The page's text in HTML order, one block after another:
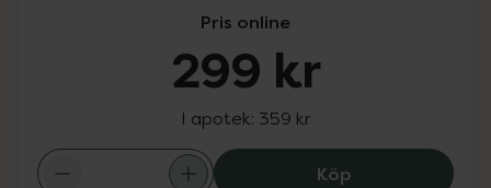
Pris online
299 kr
I apotek: 359 kr
KöpLa Roche-